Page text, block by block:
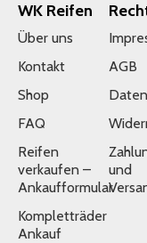
WK Reifen
Über uns
Kontakt
Shop
FAQ
Reifen
verkaufen –
Ankaufformular
Kompletträder
Ankauf
AGB
und